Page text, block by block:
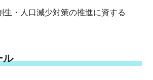
・人口減少対策の推進に資する
ル